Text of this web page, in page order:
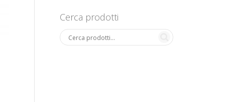
Cerca prodotti